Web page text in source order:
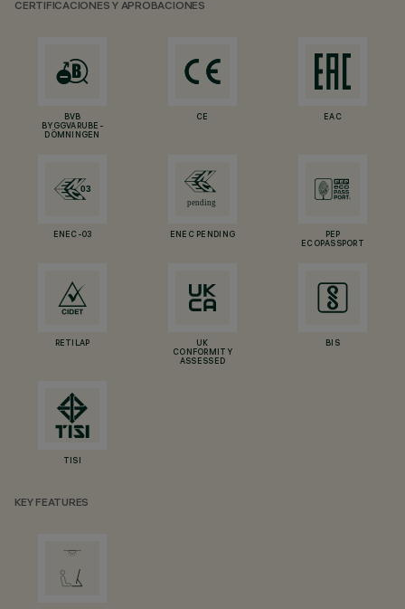
CERTIFICACIONES Y APROBACIONES
BVB
BYGGVARUBE-
DÖMNINGEN
CE EAC
ENEC-03 ENEC PENDING
PEP
ECOPASSPORT
RETILAP
UK
CONFORMITY
ASSESSED
BIS
TISI
KEY FEATURES